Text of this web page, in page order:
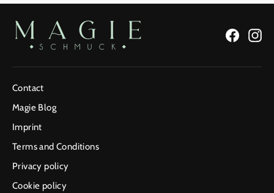
Contact
Magie Blog
Imprint
Terms and Conditions
Privacy policy
Cookie policy